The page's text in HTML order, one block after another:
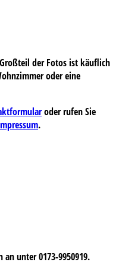
der Fotos ist käuflich
oder eine
oder rufen Sie
.
unter 0173-9950919.